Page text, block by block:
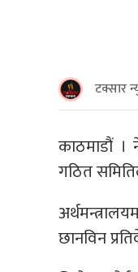
टक्सार
काठमाडौं ।
गठित
छानविन